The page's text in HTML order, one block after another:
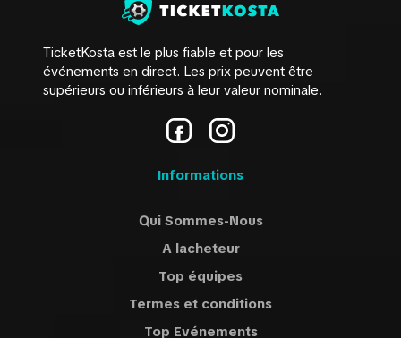
TicketKosta est le plus fiable et pour les
événements en direct. Les prix peuvent être
supérieurs ou inférieurs à leur valeur nominale.
Informations
Qui Sommes-Nous
A lacheteur
Top équipes
Termes et conditions
Top Evénements